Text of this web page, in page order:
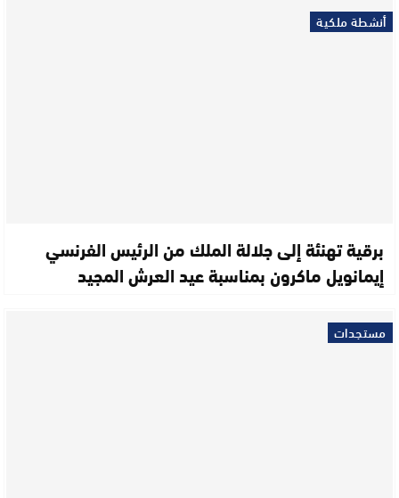
أنشطة ملكية
برقية تهنئة إلى جلالة الملك من الرئيس الفرنسي
إيمانويل ماكرون بمناسبة عيد العرش المجيد
مستجدات